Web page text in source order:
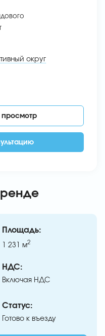
Площадь:
1 231 м2
НДС:
Включая НДС
Статус:
Готово к въезду
округ
просмотр